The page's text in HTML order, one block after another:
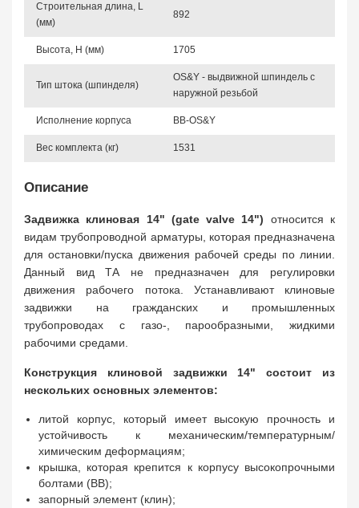
Строительная длина, L
(мм)
892
Высота, Н (мм) 1705
Тип штока (шпинделя)
OS&Y - выдвижной шпиндель с
наружной резьбой
Исполнение корпуса BB-OS&Y
Вес комплекта (кг) 1531
Описание
Задвижка клиновая 14" (gate valve 14") относится к
видам трубопроводной арматуры, которая предназначена
для остановки/пуска движения рабочей среды по линии.
Данный вид ТА не предназначен для регулировки
движения рабочего потока. Устанавливают клиновые
задвижки на гражданских и промышленных
трубопроводах с газо-, парообразными, жидкими
рабочими средами.
Конструкция клиновой задвижки 14" состоит из
нескольких основных элементов:
литой корпус, который имеет высокую прочность и
устойчивость к механическим/температурным/
химическим деформациям;
крышка, которая крепится к корпусу высокопрочными
болтами (BB);
запорный элемент (клин);